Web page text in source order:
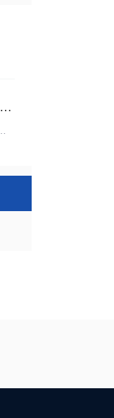
呼和浩特某监狱管理局微课慕课、虚拟演播室顺利交付